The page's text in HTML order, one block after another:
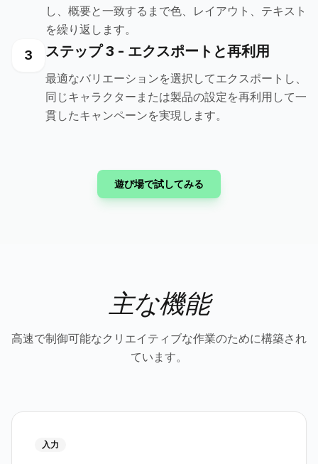
し、概要と一致するまで色、レイアウト、テキスト
を繰り返します。
3 ステップ 3 - エクスポートと再利用
最適なバリエーションを選択してエクスポートし、
同じキャラクターまたは製品の設定を再利用して一
貫したキャンペーンを実現します。
遊び場で試してみる
主な機能
高速で制御可能なクリエイティブな作業のために構築され
ています。
入力